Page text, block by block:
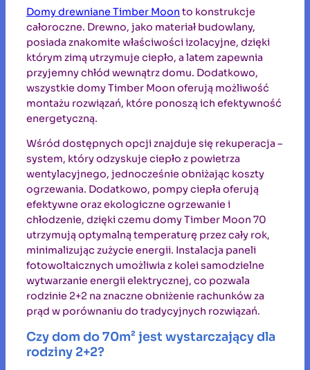
Domy drewniane Timber Moon to konstrukcje
całoroczne. Drewno, jako materiał budowlany,
posiada znakomite właściwości izolacyjne, dzięki
którym zimą utrzymuje ciepło, a latem zapewnia
przyjemny chłód wewnątrz domu. Dodatkowo,
wszystkie domy Timber Moon oferują możliwość
montażu rozwiązań, które ponoszą ich efektywność
energetyczną.
Wśród dostępnych opcji znajduje się rekuperacja –
system, który odzyskuje ciepło z powietrza
wentylacyjnego, jednocześnie obniżając koszty
ogrzewania. Dodatkowo, pompy ciepła oferują
efektywne oraz ekologiczne ogrzewanie i
chłodzenie, dzięki czemu domy Timber Moon 70
utrzymują optymalną temperaturę przez cały rok,
minimalizując zużycie energii. Instalacja paneli
fotowoltaicznych umożliwia z kolei samodzielne
wytwarzanie energii elektrycznej, co pozwala
rodzinie 2+2 na znaczne obniżenie rachunków za
prąd w porównaniu do tradycyjnych rozwiązań.
Czy dom do 70m² jest wystarczający dla
rodziny 2+2?